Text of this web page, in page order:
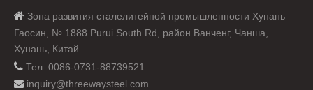
 Зона развития сталелитейной промышленности Хунань
Гаосин, № 1888 Purui South Rd, район Ванченг, Чанша,
Хунань, Китай
 Тел: 0086-0731-88739521
 inquiry@threewaysteel.com